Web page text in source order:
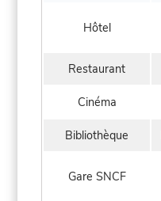
Hôtel
Restaurant
Cinéma
Bibliothèque
Gare SNCF